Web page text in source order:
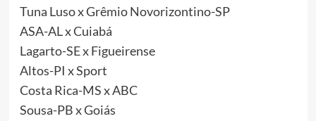
Tuna Luso x Grêmio Novorizontino-SP
ASA-AL x Cuiabá
Lagarto-SE x Figueirense
Altos-PI x Sport
Costa Rica-MS x ABC
Sousa-PB x Goiás